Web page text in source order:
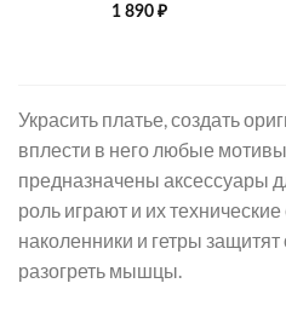
1 890 ₽
Украсить платье, создать
вплести в него любые
предназначены аксессуары
роль играют и их
наколенники и гетры защитят
разогреть мышцы.